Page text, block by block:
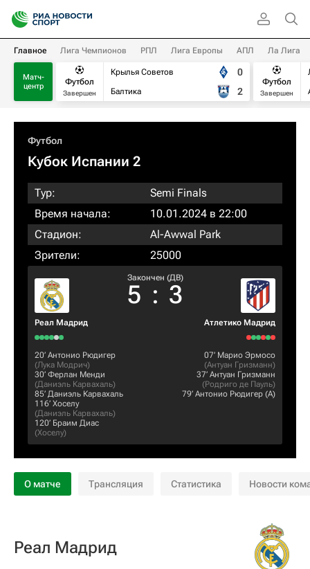
Главное Лига Чемпионов РПЛ Лига Европы АПЛ Ла Лига
Матч-
центр
Футбол
Завершен
Крылья Советов
Балтика
0
2
Футбол
Завершен
Футбол
Кубок Испании 2
Тур:
Semi Finals
Время начала:
10.01.2024 в 22:00
Стадион:
Al-Awwal Park
Зрители:
25000
Реал Мадрид
Закончен (ДВ)
5 : 3
Атлетико Мадрид
20‎’‎ Антонио Рюдигер
(Лука Модрич)
30‎’‎ Ферлан Менди
(Даниэль Карвахаль)
85‎’‎ Даниэль Карвахаль
116‎’‎ Хоселу
(Даниэль Карвахаль)
120‎’‎ Браим Диас
(Хоселу)
07‎’‎ Марио Эрмосо
(Антуан Гризманн)
37‎’‎ Антуан Гризманн
(Родриго де Пауль)
79‎’‎ Антонио Рюдигер (А)
О матче Трансляция Статистика Новости
Реал Мадрид